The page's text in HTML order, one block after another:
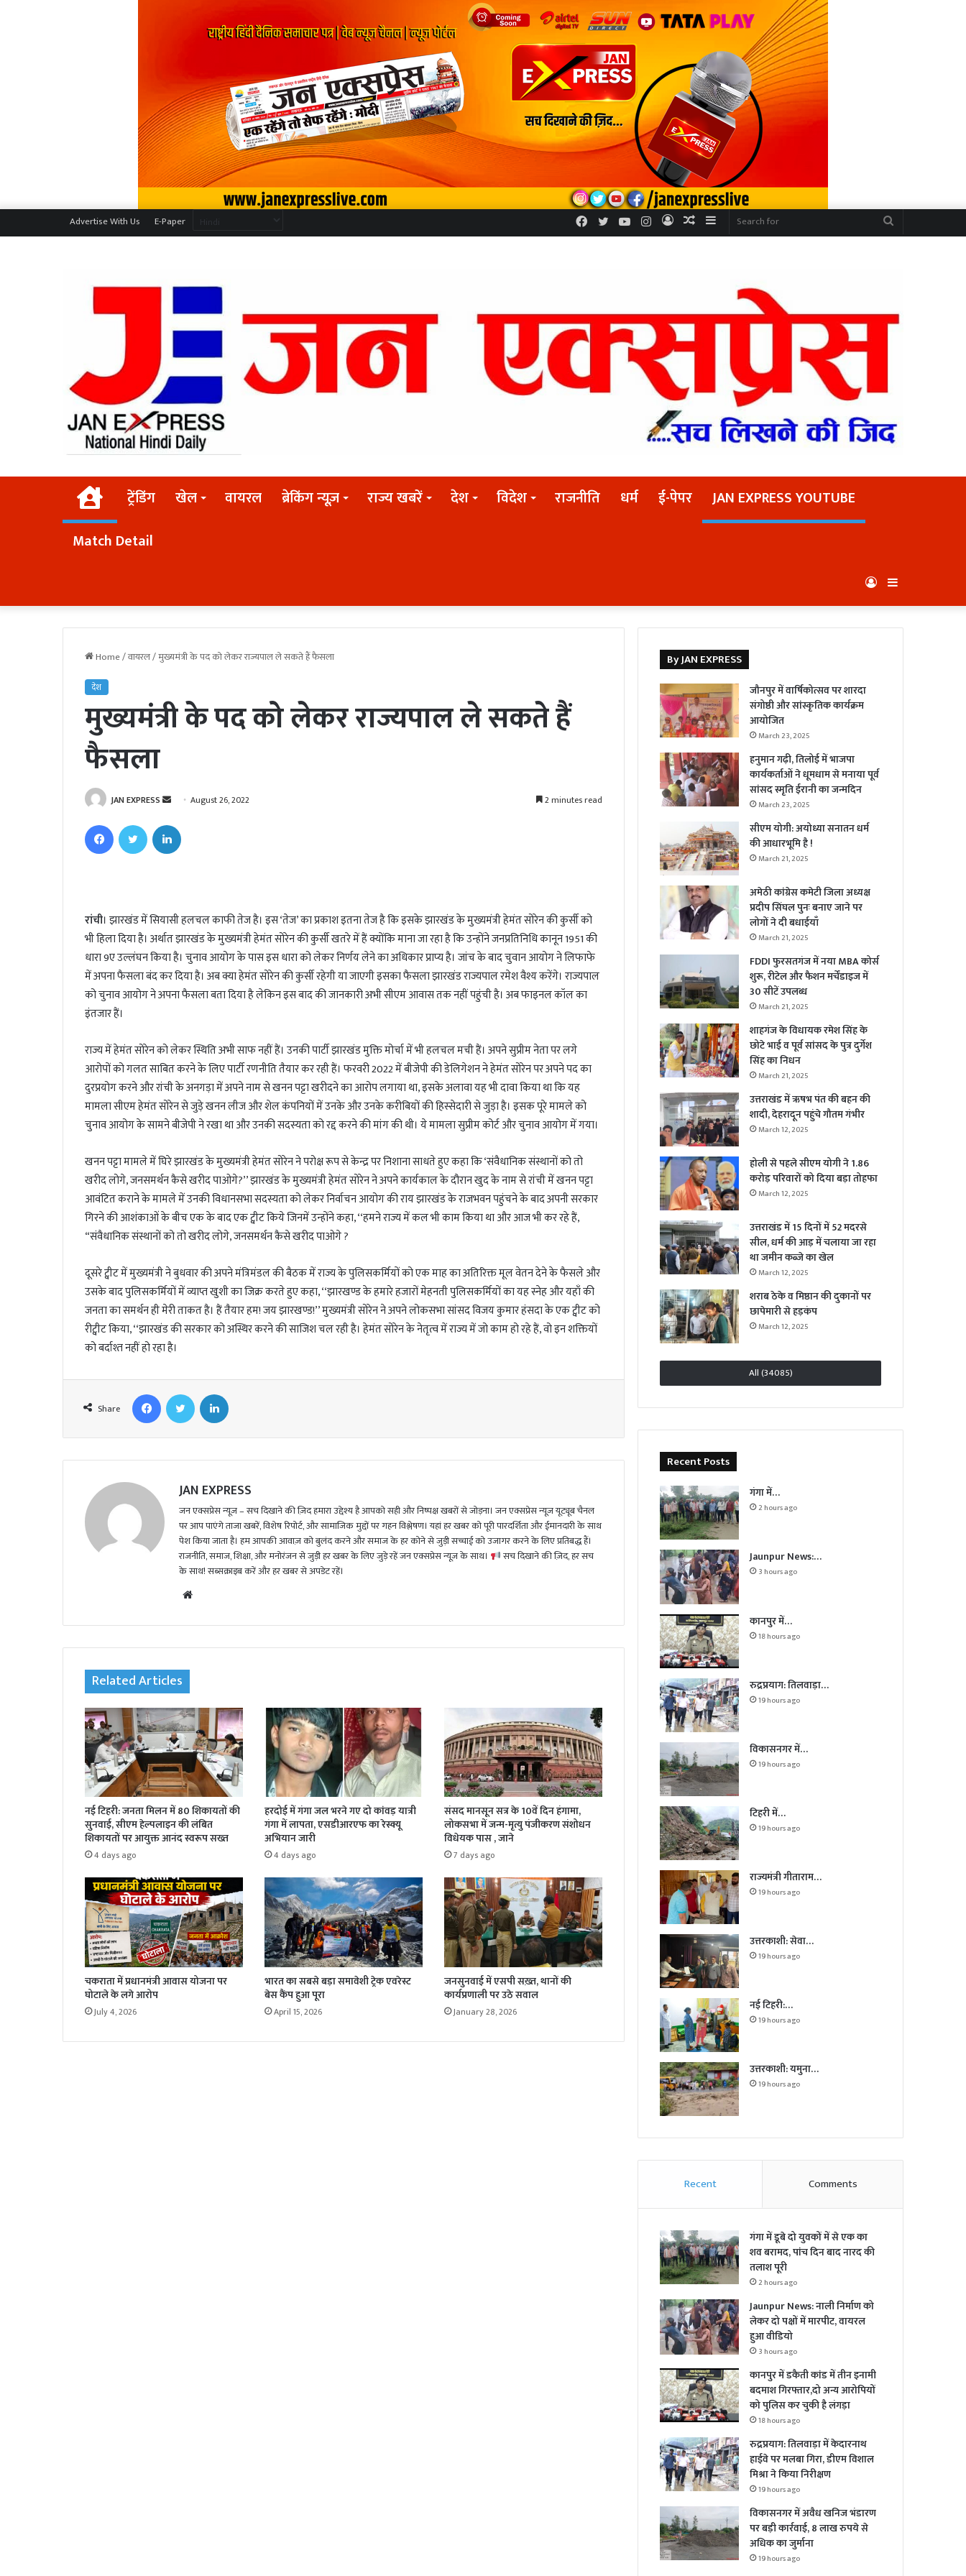
Advertise With Us E-Paper Sidebar
Random
Log
Instagram
YouTube
Twitter
Facebook
Homeट्रेंडिंग खेल वायरल ब्रेकिंग न्यूज़ राज्य खबरें देश विदेश राजनीति धर्म ई-पेपर
JAN EXPRESS YOUTUBE
Match Detail
Log
In
Home/वायरल/मुख्यमंत्री के पद को लेकर राज्यपाल ले सकते हैं फैसला
देश
मुख्यमंत्री के पद को लेकर राज्यपाल ले सकते हैं
फैसला
JAN EXPRESS
d
m
a
l
August 26, 2022 2 minutes read
रांची। झारखंड में सियासी हलचल काफी तेज है। इस ‘तेज’ का प्रकाश इतना तेज है कि इसके झारखंड के मुख्यमंत्री हेमंत सोरेन की कुर्सी को
भी हिला दिया है। अर्थात झारखंड के मुख्यमंत्री हेमंत सोरेन की कुर्सी खतरे में हैं क्योंकि माना जा रहा है कि उन्होंने जनप्रतिनिधि कानून 1951 की
धारा 9ए उल्लंघन किया है। चुनाव आयोग के पास इस धारा को लेकर निर्णय लेने का अधिकार प्राप्य है। जांच के बाद चुवान आयोग ने लिफाफे
में अपना फैसला बंद कर दिया है। अब क्या हेमंत सोरेन की कुर्सी रहेगी या जाएगी इसका फैसला झारखंड राज्यपाल रमेश वैश्य करेंगे। राज्यपाल
को चुनाव आयोग ने अपना फैसला बता दिया है लेकिन इस बाद की जानकारी अभी सीएम आवास तक नहीं पहुंची है। अब फाइनल कॉल का
इंतजार हैं।
राज्य में हेमंत सोरेन को लेकर स्थिति अभी साफ नहीं हैं। उनकी पार्टी झारखंड मुक्ति मोर्चा में भी हलचल मची हैं। अपने सुप्रीम नेता पर लगे
आरोपों को गलत साबित करने के लिए पार्टी रणनीति तैयार कर रही हैं। फरवरी 2022 में बीजेपी की डेलिगेशन ने हेमंत सोरेन पर अपने पद का
दुरप्रयोग करने और रांची के अनगड़ा में अपने नाम से खनन पट्टा खरीदने का आरोप लगाया था, इसके अलावा यह भी दावा किया था कि यह
मामला सीएम हेमंत सोरेन से जुड़े खनन लीज और शेल कंपनियों में उनके और उनके करीबियों की हिस्सेदारी से जुड़ा है। इसक पूरे मामले को
चुनाव आयोग के सामने बीजेपी ने रखा था और उनकी सदस्यता को रद्द करने की मांग की थी। ये मामला सुप्रीम कोर्ट और चुनाव आयोग में गया।
खनन पट्टा मामले में घिरे झारखंड के मुख्यमंत्री हेमंत सोरेन ने परोक्ष रूप से केन्द्र पर निशाना साधते हुए कहा कि ‘संवैधानिक संस्थानों को तो
खरीद लोगे, जनसमर्थन कैसे खरीद पाओगे?’’ झारखंड के मुख्यमंत्री हेमंत सोरेन ने अपने कार्यकाल के दौरान खुद के नाम से रांची में खनन पट्टा
आवंटित कराने के मामले में उनकी विधानसभा सदस्यता को लेकर निर्वाचन आयोग की राय झारखंड के राजभवन पहुंचने के बाद अपनी सरकार
गिरने की आशंकाओं के बीच एक के बाद एक ट्वीट किये जिनमें उन्होंने कहा, ‘‘हमने राज्य में कल भी काम किया था और आज भी कर रहे हैं,
“संवैधानिक संस्थानों को तो खरीद लोगे, जनसमर्थन कैसे खरीद पाओगे ?
दूसरे ट्वीट में मुख्यमंत्री ने बुधवार की अपने मंत्रिमंडल की बैठक में राज्य के पुलिसकर्मियों को एक माह का अतिरिक्त मूल वेतन देने के फैसले और
उसके बाद पुलिसकर्मियों में व्याप्त खुशी का जिक्र करते हुए कहा, ‘‘झारखण्ड के हमारे हजारों मेहनती पुलिसकर्मियों का यह स्नेह और यहाँ की
जनता का समर्थन ही मेरी ताकत है। हैं तैयार हम! जय झारखण्ड!’’ मुख्यमंत्री सोरेन ने अपने लोकसभा सांसद विजय कुमार हंसदा के एक ट्वीट को
रीट्वीट किया, ‘‘झारखंड की सरकार को अस्थिर करने की साजिश चल रही है। हेमंत सोरेन के नेतृत्व में राज्य में जो काम हो रहे हैं, वो इन शक्तियों
को बर्दाश्त नहीं हो रहा है।
Share
JAN EXPRESS
जन एक्सप्रेस न्यूज़ – सच दिखाने की ज़िद हमारा उद्देश्य है आपको सही और निष्पक्ष खबरों से जोड़ना। जन एक्सप्रेस न्यूज़ यूट्यूब चैनल
पर आप पाएंगे ताजा खबरें, विशेष रिपोर्ट, और सामाजिक मुद्दों पर गहन विश्लेषण। यहां हर खबर को पूरी पारदर्शिता और ईमानदारी के साथ
पेश किया जाता है। हम आपकी आवाज़ को बुलंद करने और समाज के हर कोने से जुड़ी सच्चाई को उजागर करने के लिए प्रतिबद्ध हैं।
राजनीति, समाज, शिक्षा, और मनोरंजन से जुड़ी हर खबर के लिए जुड़े रहें जन एक्सप्रेस न्यूज़ के साथ।
सच दिखाने की ज़िद, हर सच
के साथ! सब्सक्राइब करें और हर खबर से अपडेट रहें।
te
Related Articles
नई टिहरी: जनता मिलन में 80 शिकायतों की
सुनवाई, सीएम हेल्पलाइन की लंबित
शिकायतों पर आयुक्त आनंद स्वरूप सख्त
4 days ago
हरदोई में गंगा जल भरने गए दो कांवड़ यात्री
गंगा में लापता, एसडीआरएफ का रेस्क्यू
अभियान जारी
4 days ago
संसद मानसून सत्र के 10वें दिन हंगामा,
लोकसभा में जन्म-मृत्यु पंजीकरण संशोधन
विधेयक पास , जाने
7 days ago
चकराता में प्रधानमंत्री आवास योजना पर
घोटाले के लगे आरोप
July 4, 2026
भारत का सबसे बड़ा समावेशी ट्रेक एवरेस्ट
बेस कैंप हुआ पूरा
April 15, 2026
जनसुनवाई में एसपी सख़्त, थानों की
कार्यप्रणाली पर उठे सवाल
January 28, 2026
By JAN EXPRESS
जौनपुर में वार्षिकोत्सव पर शारदा
संगोष्ठी और सांस्कृतिक कार्यक्रम
आयोजित
March 23, 2025
हनुमान गढ़ी, तिलोई में भाजपा
कार्यकर्ताओं ने धूमधाम से मनाया पूर्व
सांसद स्मृति ईरानी का जन्मदिन
March 23, 2025
सीएम योगी: अयोध्या सनातन धर्म
की आधारभूमि है !
March 21, 2025
अमेठी कांग्रेस कमेटी जिला अध्यक्ष
प्रदीप सिंघल पुनः बनाए जाने पर
लोगों ने दी बधाईयाँ
March 21, 2025
FDDI फुरसतगंज में नया MBA कोर्स
शुरू, रीटेल और फैशन मर्चेंडाइज में
30 सीटें उपलब्ध
March 21, 2025
शाहगंज के विधायक रमेश सिंह के
छोटे भाई व पूर्व सांसद के पुत्र दुर्गेश
सिंह का निधन
March 21, 2025
उत्तराखंड में ऋषभ पंत की बहन की
शादी, देहरादून पहुंचे गौतम गंभीर
March 12, 2025
होली से पहले सीएम योगी ने 1.86
करोड़ परिवारों को दिया बड़ा तोहफा
March 12, 2025
उत्तराखंड में 15 दिनों में 52 मदरसे
सील, धर्म की आड़ में चलाया जा रहा
था जमीन कब्जे का खेल
March 12, 2025
शराब ठेके व मिष्ठान की दुकानों पर
छापेमारी से हड़कंप
March 12, 2025
All (34085)
Recent Posts
गंगा में…
2 hours ago
Jaunpur News:…
3 hours ago
कानपुर में…
18 hours ago
रुद्रप्रयाग: तिलवाड़ा…
19 hours ago
विकासनगर में…
19 hours ago
टिहरी में…
19 hours ago
राज्यमंत्री गीताराम…
19 hours ago
उत्तरकाशी: सेवा…
19 hours ago
नई टिहरी:…
19 hours ago
उत्तरकाशी: यमुना…
19 hours ago
Recent Comments
गंगा में डूबे दो युवकों में से एक का
शव बरामद, पांच दिन बाद नारद की
तलाश पूरी
2 hours ago
Jaunpur News: नाली निर्माण को
लेकर दो पक्षों में मारपीट, वायरल
हुआ वीडियो
3 hours ago
कानपुर में डकैती कांड में तीन इनामी
बदमाश गिरफ्तार,दो अन्य आरोपियों
को पुलिस कर चुकी है लंगड़ा
18 hours ago
रुद्रप्रयाग: तिलवाड़ा में केदारनाथ
हाईवे पर मलबा गिरा, डीएम विशाल
मिश्रा ने किया निरीक्षण
19 hours ago
विकासनगर में अवैध खनिज भंडारण
पर बड़ी कार्रवाई, 8 लाख रुपये से
अधिक का जुर्माना
19 hours ago